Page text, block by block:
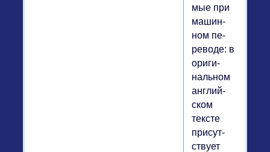
мые при
ма­шин­
ном пе­
ре­во­де: в
ори­ги­
наль­ном
ан­глий­
ском
тексте
при­сут­
ству­ет